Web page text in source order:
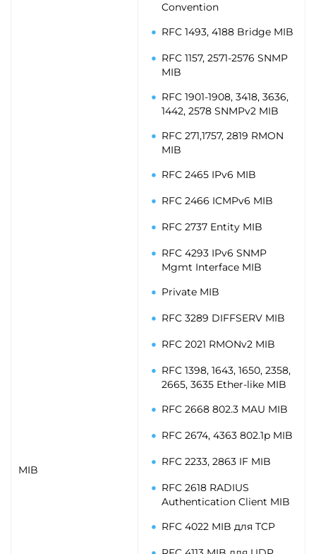
MIB
Convention
RFC 1493, 4188 Bridge MIB
RFC 1157, 2571-2576 SNMP
MIB
RFC 1901-1908, 3418, 3636,
1442, 2578 SNMPv2 MIB
RFC 271,1757, 2819 RMON
MIB
RFC 2465 IPv6 MIB
RFC 2466 ICMPv6 MIB
RFC 2737 Entity MIB
RFC 4293 IPv6 SNMP
Mgmt Interface MIB
Private MIB
RFC 3289 DIFFSERV MIB
RFC 2021 RMONv2 MIB
RFC 1398, 1643, 1650, 2358,
2665, 3635 Ether-like MIB
RFC 2668 802.3 MAU MIB
RFC 2674, 4363 802.1p MIB
RFC 2233, 2863 IF MIB
RFC 2618 RADIUS
Authentication Client MIB
RFC 4022 MIB для TCP